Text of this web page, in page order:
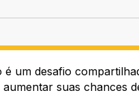
um desafio
suas chances